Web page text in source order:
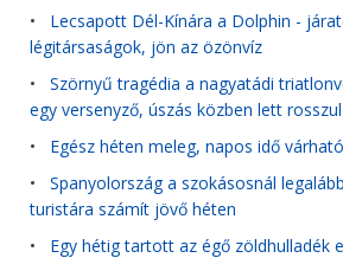
• Lecsapott Dél-Kínára a Dolphin -
légitársaságok, jön az özönvíz
• Szörnyű tragédia a nagyatádi
egy versenyző, úszás közben lett rosszul
• Egész héten meleg, napos idő várható
• Spanyolország a szokásosnál
turistára számít jövő héten
• Egy hétig tartott az égő zöldhulladék